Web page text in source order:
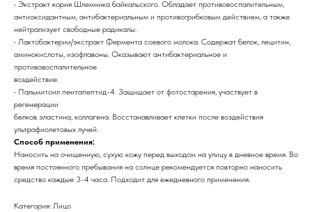
• Экстракт корня Шлемника байкальского. Обладает противовоспалительным,
антиоксидантным, антибактериальным и противогрибковым действием, а также
нейтрализует свободные радикалы.
• Лактобактерии/экстракт Фермента соевого молока. Содержат белок, лецитин,
аминокислоты, изофлавоны. Оказывают антибактериальное и
противовоспалительное
воздействие.
• Пальмитоил пентапептид-4. Защищает от фотостарения, участвует в
регенерации
белков эластина, коллагена. Восстанавливает клетки после воздействия
ультрафиолетовых лучей.
Способ применения:
Наносить на очищенную, сухую кожу перед выходом на улицу в дневное время. Во
время постоянного пребывания на солнце рекомендуется повторно наносить
средство каждые 3-4 часа. Подходит для ежедневного применения.
Категория: Лицо